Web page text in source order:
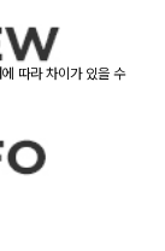
따라 차이가 있을 수